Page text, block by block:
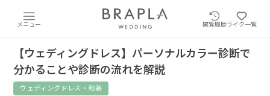
メニュー 閲覧履歴ライク一覧
【ウェディングドレス】パーソナルカラー診断で
分かることや診断の流れを解説
ウェディングドレス・和装